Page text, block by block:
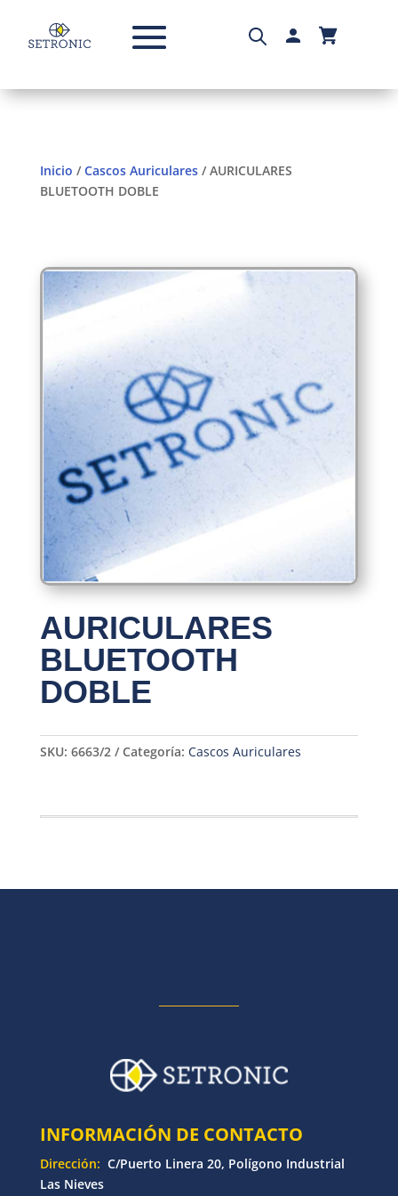
Inicio /Cascos Auriculares/ AURICULARES
BLUETOOTH DOBLE
AURICULARES
BLUETOOTH
DOBLE
SKU: 6663/2 Categoría: Cascos Auriculares
INFORMACIÓN DE CONTACTO
Dirección: C/Puerto Linera 20, Polígono Industrial
Las Nieves